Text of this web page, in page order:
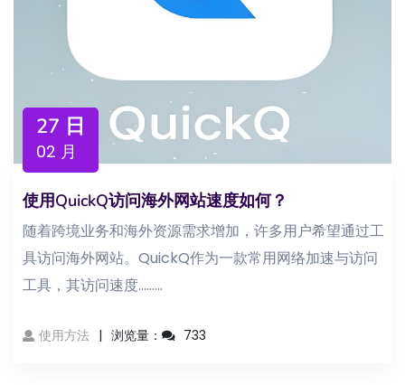
27 日
02 月
使用QuickQ访问海外网站速度如何？
随着跨境业务和海外资源需求增加，许多用户希望通过工
具访问海外网站。QuickQ作为一款常用网络加速与访问
工具，其访问速度...……
使用方法 浏览量： 733